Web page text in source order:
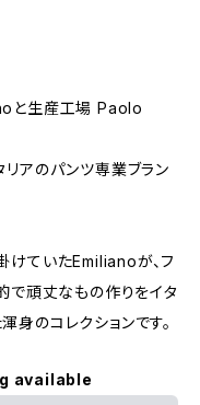
と生産工場 Paolo
リアのパンツ専業ブラン
けていたEmilianoが、フ
で頑丈なもの作りをイタ
身のコレクションです。
available